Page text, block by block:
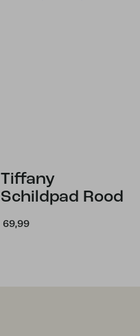
Tiffany
Schildpad Rood
69,99